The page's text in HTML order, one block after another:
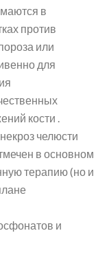
в
против
или
для
кости .
челюсти
в основном
терапию (но и
и